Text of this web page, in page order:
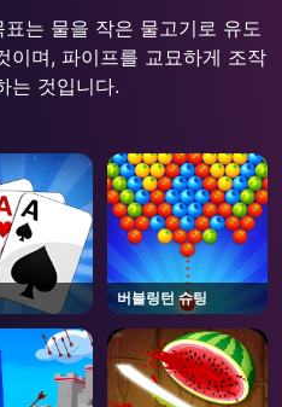
는 물을 작은 물고기로 유도
이며, 파이프를 교묘하게 조작
는 것입니다.
버블링턴 슈팅